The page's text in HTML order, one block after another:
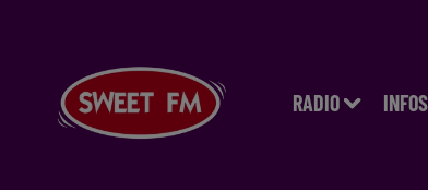
RADIO INFOS